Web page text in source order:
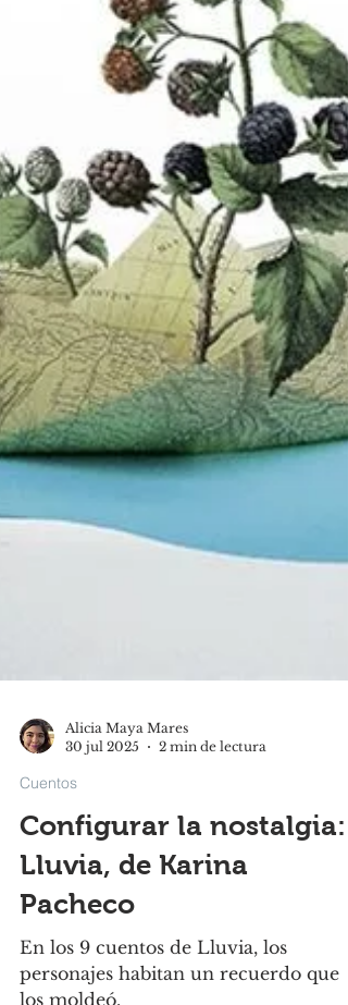
30 jul 2025
2 min de lectura
Cuentos
Configurar la nostalgia:
Lluvia, de Karina
Pacheco